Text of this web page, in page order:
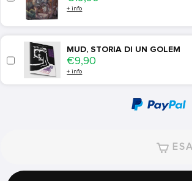
+ info
MUD, STORIA DI UN GOLEM
Price
€9,90
+ info